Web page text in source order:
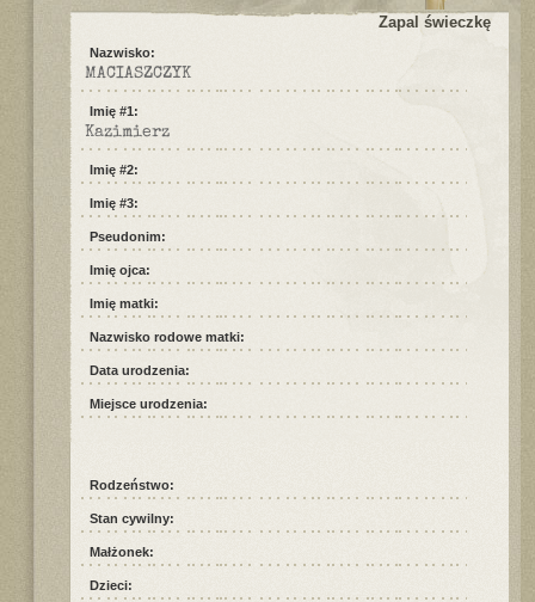
Zapal świeczkę
Nazwisko:
MACIASZCZYK
Imię #1:
Kazimierz
Imię #2:
Imię #3:
Pseudonim:
Imię ojca:
Imię matki:
Nazwisko rodowe matki:
Data urodzenia:
Miejsce urodzenia:
Rodzeństwo:
Stan cywilny:
Małżonek:
Dzieci: